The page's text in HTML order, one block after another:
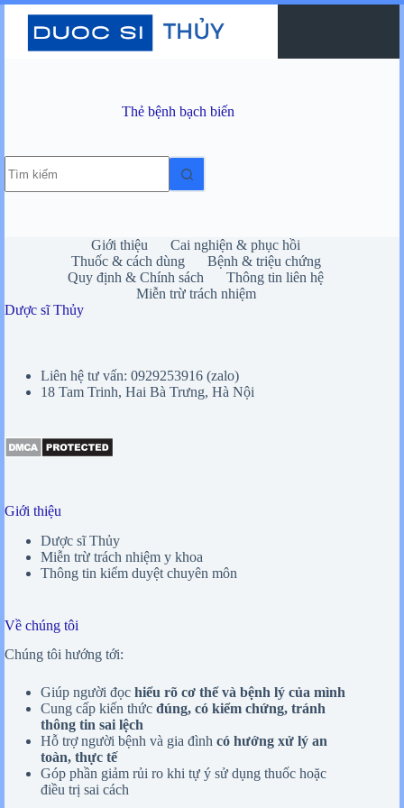
Chuyển
Thẻbệnh bạch biến
có
kết
Giới thiệu
Cai nghiện & phục hồi
Thuốc & cách dùng
Bệnh & triệu chứng
Quy định & Chính sách
Thông tin liên hệ
Miễn trừ trách nhiệm
Dược sĩ Thủy
Liên hệ tư vấn: 0929253916 (zalo)
18 Tam Trinh, Hai Bà Trưng, Hà Nội
Giới thiệu
Dược sĩ Thủy
Miễn trừ trách nhiệm y khoa
Thông tin kiểm duyệt chuyên môn
Về chúng tôi
Chúng tôi hướng tới:
Giúp người đọc hiểu rõ cơ thể và bệnh lý của mình
Cung cấp kiến thức đúng, có kiểm chứng, tránh
thông tin sai lệch
Hỗ trợ người bệnh và gia đình có hướng xử lý an
toàn, thực tế
Góp phần giảm rủi ro khi tự ý sử dụng thuốc hoặc
điều trị sai cách